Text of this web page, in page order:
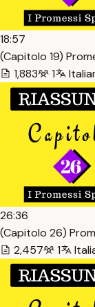
18:57
(Capitolo 19)
1,883
1
26:36
(Capitolo 26)
2,457
1